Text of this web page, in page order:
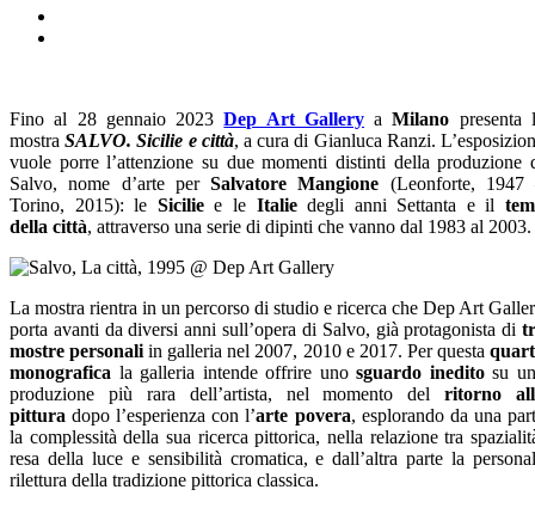
Fino al 28 gennaio 2023Dep Art GalleryaMilano presenta
mostraSALVO. Sicilie e città, a cura di Gianluca Ranzi.
vuole porre l’attenzione su due momenti distinti della produzione
Salvo, nome d’arte perSalvatore Mangione (Leonforte, 1947
Torino, 2015): le Siciliee leItaliedegli anni Settanta e il
della città, attraverso una serie di dipinti che vanno dal 1983 al 2003.
La mostra rientra in un percorso di studio e ricerca che Dep Art
porta avanti da diversi anni sull’opera di Salvo, già protagonista di
mostre personali in galleria nel 2007, 2010 e 2017. Per questa
monografica la galleria intende offrire unosguardo ineditosu
produzione più rara dell’artista, nel momento del ritorno
pittura dopo l’esperienza con l’arte povera, esplorando da una
la complessità della sua ricerca pittorica, nella relazione tra
resa della luce e sensibilità cromatica, e dall’altra parte la
rilettura della tradizione pittorica classica.